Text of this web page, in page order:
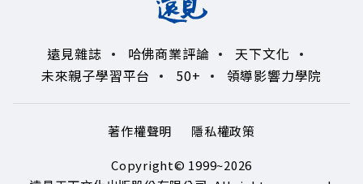
遠見雜誌 哈佛商業評論
天下文化
未來親子學習平台
50+ 領導影響力學院
著作權聲明
隱私權政策
Copyright© 1999~2026